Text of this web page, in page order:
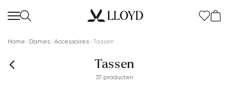
Home Dames Accessoires Tassen
Tassen
37 producten